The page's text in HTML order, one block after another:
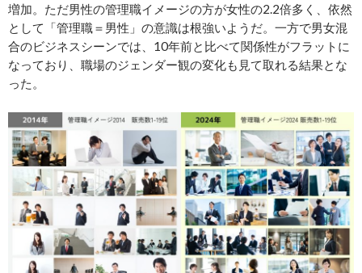
増加。ただ男性の管理職イメージの方が女性の2.2倍多く、依然
として「管理職＝男性」の意識は根強いようだ。一方で男女混
合のビジネスシーンでは、10年前と比べて関係性がフラットに
なっており、職場のジェンダー観の変化も見て取れる結果とな
った。